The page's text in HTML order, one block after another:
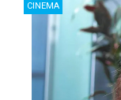
CINEMA